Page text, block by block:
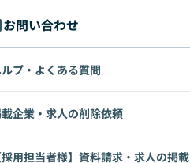
お問い合わせ
プ・よくある質問
企業・求人の削除依頼
用担当者様】資料請求・求人の掲載